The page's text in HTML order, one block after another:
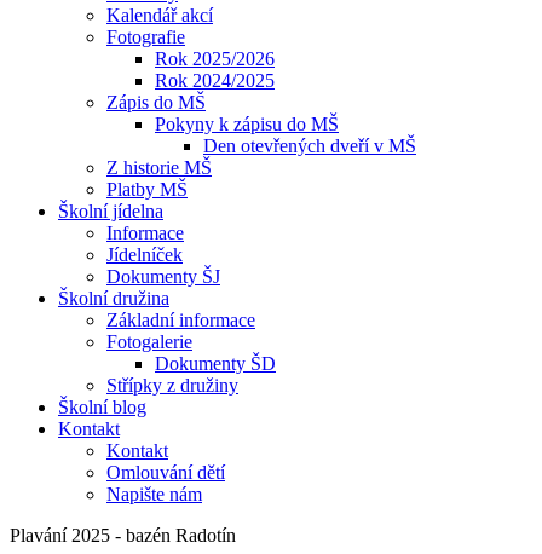
Kalendář akcí
Fotografie
Rok 2025/2026
Rok 2024/2025
Zápis do MŠ
Pokyny k zápisu do MŠ
Den otevřených dveří v MŠ
Z historie MŠ
Platby MŠ
Školní jídelna
Informace
Jídelníček
Dokumenty ŠJ
Školní družina
Základní informace
Fotogalerie
Dokumenty ŠD
Střípky z družiny
Školní blog
Kontakt
Kontakt
Omlouvání dětí
Napište nám
Plavání 2025 - bazén Radotín